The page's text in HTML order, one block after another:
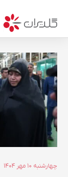
۱۴۰۴ چهارشنبه ۱۰ مهر